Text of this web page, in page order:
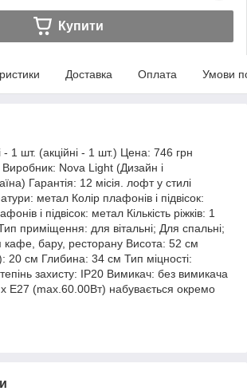
Купити
Доставка Оплата Умови
- 1 шт. (акційні - 1 шт.) Цена: 746 грн
Nova Light (Дизайн і
Гарантія: 12 місія. лофт у стилі
метал Колір плафонів і підвісок:
і підвісок: метал Кількість ріжків: 1
приміщення: для вітальні; Для спальні;
кафе, бару, ресторану Висота: 52 см
см Глибина: 34 см Тип міцності:
захисту: IP20 Вимикач: без вимикача
E27 (max.60.00Вт) набувається окремо